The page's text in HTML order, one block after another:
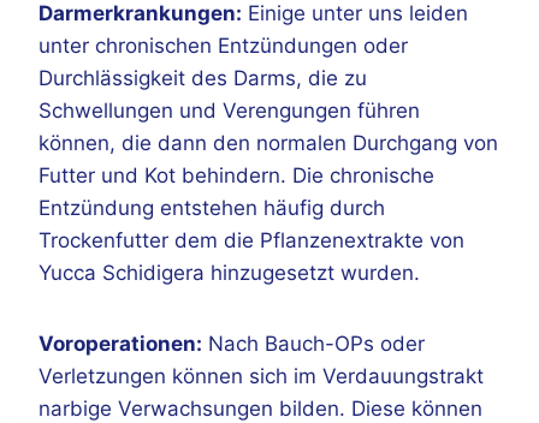
Darmerkrankungen: Einige unter uns leiden
unter chronischen Entzündungen oder
Durchlässigkeit des Darms, die zu
Schwellungen und Verengungen führen
können, die dann den normalen Durchgang von
Futter und Kot behindern. Die chronische
Entzündung entstehen häufig durch
Trockenfutter dem die Pflanzenextrakte von
Yucca Schidigera hinzugesetzt wurden.
Voroperationen: Nach Bauch-OPs oder
Verletzungen können sich im Verdauungstrakt
narbige Verwachsungen bilden. Diese können